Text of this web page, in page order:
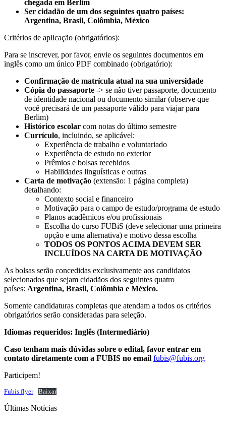
chegada em Berlim
Ser cidadão de um dos seguintes quatro países:
Argentina, Brasil, Colômbia, México
Critérios de aplicação (obrigatórios):
Para se inscrever, por favor, envie os seguintes documentos em
inglês como um único PDF combinado (obrigatório):
Confirmação de matrícula atual na sua universidade
Cópia do passaporte -> se não tiver passaporte, documento
de identidade nacional ou documento similar (observe que
você precisará de um passaporte válido para viajar para
Berlim)
Histórico escolar com notas do último semestre
Currículo, incluindo, se aplicável:
Experiência de trabalho e voluntariado
Experiência de estudo no exterior
Prêmios e bolsas recebidos
Habilidades linguísticas e outras
Carta de motivação (extensão: 1 página completa)
detalhando:
Contexto social e financeiro
Motivação para o campo de estudo/programa de estudo
Planos acadêmicos e/ou profissionais
Escolha do curso FUBiS (deve selecionar uma primeira
opção e uma alternativa) e motivo dessa escolha
TODOS OS PONTOS ACIMA DEVEM SER
INCLUÍDOS NA CARTA DE MOTIVAÇÃO
As bolsas serão concedidas exclusivamente aos candidatos
selecionados que sejam cidadãos dos seguintes quatro
países: Argentina, Brasil, Colômbia e México.
Somente candidaturas completas que atendam a todos os critérios
obrigatórios serão consideradas para seleção.
Idiomas requeridos: Inglês (Intermediário)
Caso tenham mais dúvidas sobre o edital, favor entrar em
contato diretamente com a FUBIS no email fubis@fubis.org
Participem!
Fubis flyer Baixar
Últimas Notícias